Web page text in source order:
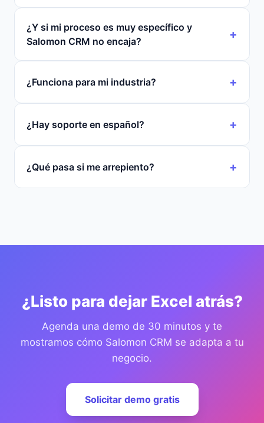
¿Y si mi proceso es muy específico y
Salomon CRM no encaja?
¿Funciona para mi industria?
¿Hay soporte en español?
¿Qué pasa si me arrepiento?
¿Listo para dejar Excel atrás?
Agenda una demo de 30 minutos y te
mostramos cómo Salomon CRM se adapta a tu
negocio.
Solicitar demo gratis